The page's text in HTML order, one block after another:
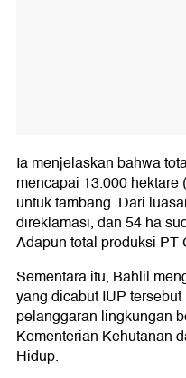
Ia menjelaskan bahwa
mencapai 13.000
untuk tambang. Dari
direklamasi, dan 54 ha
Adapun total produksi PT
Sementara itu, Bahlil
yang dicabut IUP
pelanggaran lingkungan
Kementerian Kehutanan
Hidup.